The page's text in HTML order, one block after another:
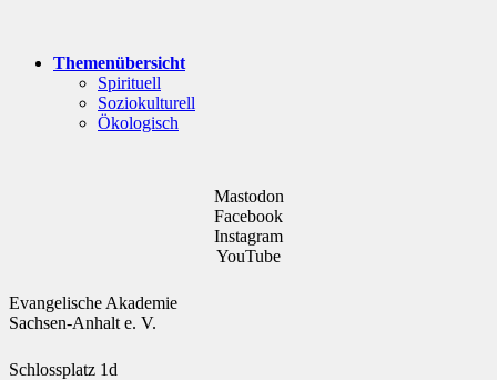
Themenübersicht
Spirituell
Soziokulturell
Ökologisch
Mastodon
Facebook
Instagram
YouTube
Evangelische Akademie
Sachsen-Anhalt e. V.
Schlossplatz 1d